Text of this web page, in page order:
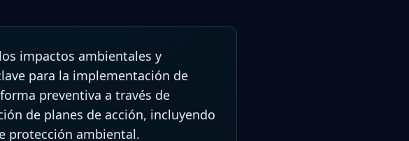
impactos ambientales y
para la implementación de
preventiva a través de
de planes de acción, incluyendo
protección ambiental.